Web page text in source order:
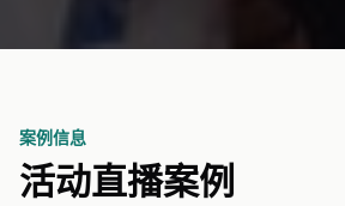
案例信息
活动直播案例